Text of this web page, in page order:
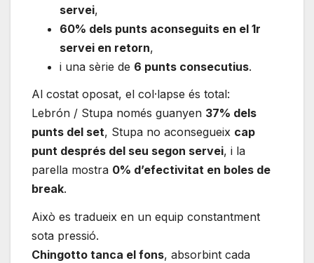
servei,
60% dels punts aconseguits en el 1r
servei en retorn,
i una sèrie de 6 punts consecutius.
Al costat oposat, el col·lapse és total:
Lebrón / Stupa només guanyen 37% dels
punts del set, Stupa no aconsegueix cap
punt després del seu segon servei, i la
parella mostra 0% d’efectivitat en boles de
break.
Això es tradueix en un equip constantment
sota pressió.
Chingotto tanca el fons, absorbint cada